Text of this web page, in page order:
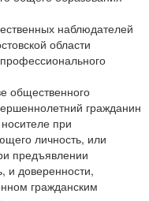
наблюдателей
области
общественного
гражданин
при
личность, или
предъявлении
и доверенности,
гражданским